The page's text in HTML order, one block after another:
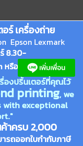
ร์ เครื่องถ่าย
Epson Lexmark
8.30-
หรือ
งปริ้นเตอร์ที่คุณไว้
printing, we
with exceptional
าครบ 2,000
รถออกใบกำกับภาษี